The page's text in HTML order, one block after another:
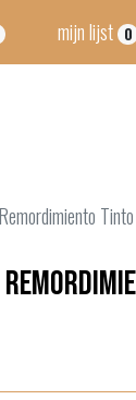
mijn lijst 0